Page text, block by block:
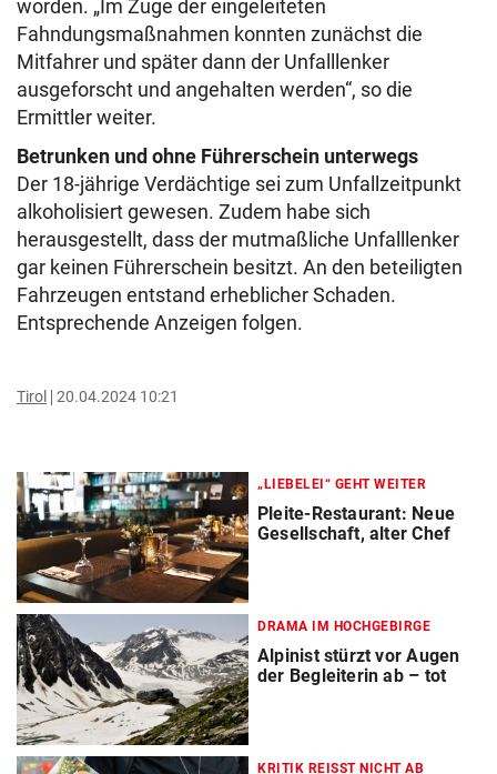
worden. „Im Zuge der eingeleiteten
Fahndungsmaßnahmen konnten zunächst die
Mitfahrer und später dann der Unfalllenker
ausgeforscht und angehalten werden“, so die
Ermittler weiter.
Betrunken und ohne Führerschein unterwegs
Der 18-jährige Verdächtige sei zum Unfallzeitpunkt
alkoholisiert gewesen. Zudem habe sich
herausgestellt, dass der mutmaßliche Unfalllenker
gar keinen Führerschein besitzt. An den beteiligten
Fahrzeugen entstand erheblicher Schaden.
Entsprechende Anzeigen folgen.
Tirol 20.04.2024 10:21
„LIEBELEI“ GEHT WEITER
Pleite-Restaurant: Neue
Gesellschaft, alter Chef
DRAMA IM HOCHGEBIRGE
Alpinist stürzt vor Augen
der Begleiterin ab – tot
KRITIK REISST NICHT AB